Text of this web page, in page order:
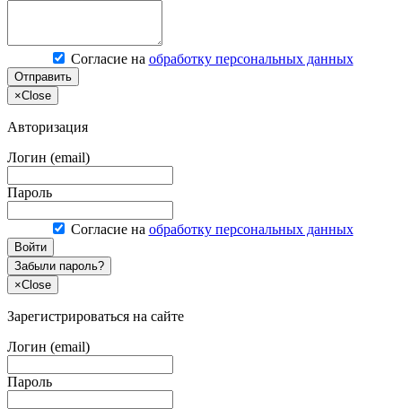
Согласие на обработку персональных данных
Отправить
×Close
Авторизация
Логин (email)
Пароль
Согласие на обработку персональных данных
Войти
Забыли пароль?
×Close
Зарегистрироваться на сайте
Логин (email)
Пароль